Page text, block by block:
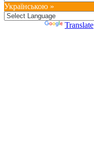
Українською »
Translate